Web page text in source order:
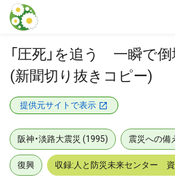
本文に飛ぶ
「圧死」を追う 一瞬で倒
(新聞切り抜きコピー)
提供元サイトで表示
阪神・淡路大震災 (1995) 震災への備
復興 収録:人と防災未来センター